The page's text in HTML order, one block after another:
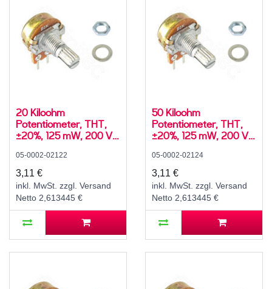
20 Kiloohm
Potentiometer, THT,
±20%, 125 mW, 200 V,
Achs-⌀ 6 mm, L 15 mm,
WH148 / R16148
05-0002-02122
3,11 €
inkl. MwSt. zzgl. Versand
Netto 2,613445 €
50 Kiloohm
Potentiometer, THT,
±20%, 125 mW, 200 V,
Achs-⌀ 6 mm, L 15 mm,
WH148 / R16148
05-0002-02124
3,11 €
inkl. MwSt. zzgl. Versand
Netto 2,613445 €